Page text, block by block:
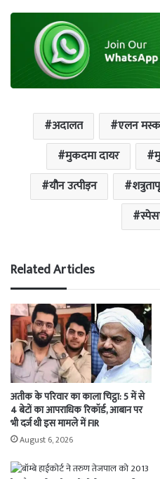
अदालत एलन मस्क
मुकदमा दायर
यौन उत्पीड़न
Related Articles
अतीक के परिवार का काला चिट्ठा: 5 में से
4 बेटों का आपराधिक रिकॉर्ड, आबान पर
भी दर्ज थी इस मामले में FIR
August 6, 2026